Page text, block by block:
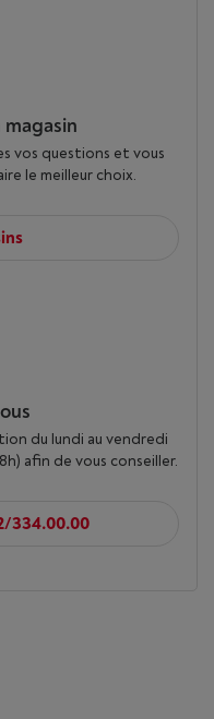
vos questions et vous
le meilleur choix.
du lundi au vendredi
afin de vous conseiller.
334.00.00